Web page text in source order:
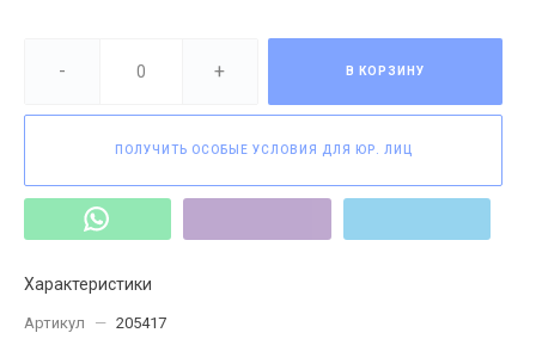
- + В КОРЗИНУ
ПОЛУЧИТЬ ОСОБЫЕ УСЛОВИЯ ДЛЯ ЮР. ЛИЦ
Характеристики
Артикул — 205417